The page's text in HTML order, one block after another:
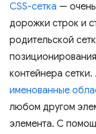
CSS-сетка —
дорожки строк и
родительской
контейнера
именованные
любом другом
элемента. С